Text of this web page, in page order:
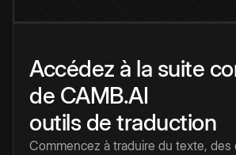
Accédez à la suite
de CAMB.AI
outils de traduction
Commencez à traduire du texte, des